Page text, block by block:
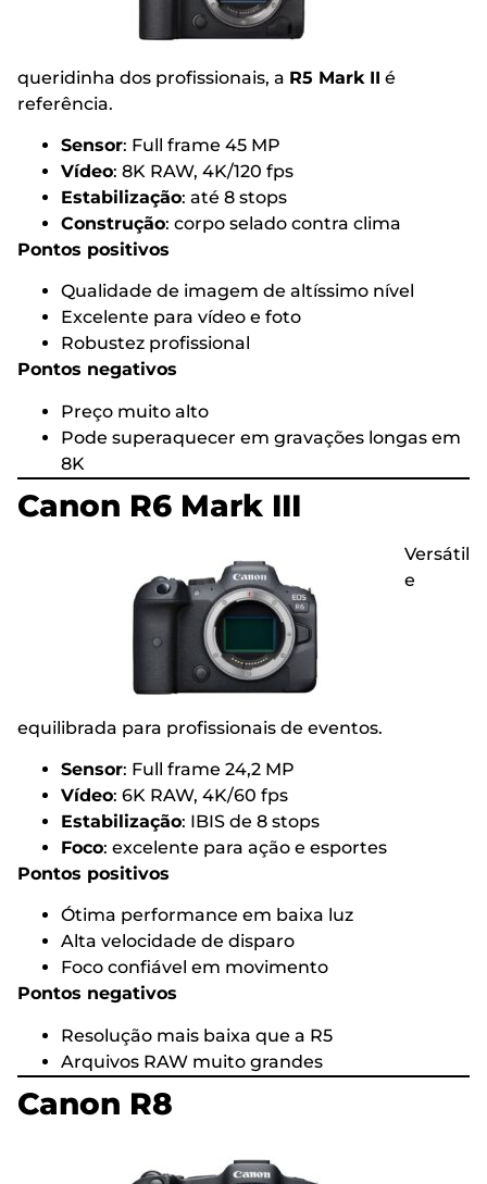
queridinha dos profissionais, a R5 Mark II é
referência.
Sensor: Full frame 45 MP
Vídeo: 8K RAW, 4K/120 fps
Estabilização: até 8 stops
Construção: corpo selado contra clima
Pontos positivos
Qualidade de imagem de altíssimo nível
Excelente para vídeo e foto
Robustez profissional
Pontos negativos
Preço muito alto
Pode superaquecer em gravações longas em
8K
Canon R6 Mark III
Versátil
e
equilibrada para profissionais de eventos.
Sensor: Full frame 24,2 MP
Vídeo: 6K RAW, 4K/60 fps
Estabilização: IBIS de 8 stops
Foco: excelente para ação e esportes
Pontos positivos
Ótima performance em baixa luz
Alta velocidade de disparo
Foco confiável em movimento
Pontos negativos
Resolução mais baixa que a R5
Arquivos RAW muito grandes
Canon R8